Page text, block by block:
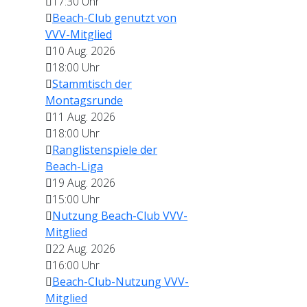
Beach-Club genutzt von
VVV-Mitglied
10 Aug. 2026
18:00 Uhr
Stammtisch der
Montagsrunde
11 Aug. 2026
18:00 Uhr
Ranglistenspiele der
Beach-Liga
19 Aug. 2026
15:00 Uhr
Nutzung Beach-Club VVV-
Mitglied
22 Aug. 2026
16:00 Uhr
Beach-Club-Nutzung VVV-
Mitglied